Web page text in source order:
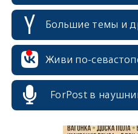
Большие темы и
Живи по-
ForPost в